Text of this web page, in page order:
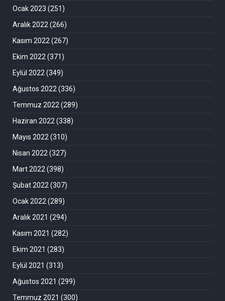
Ocak 2023 (251)
Aralık 2022 (266)
Kasım 2022 (267)
Ekim 2022 (371)
Eylül 2022 (349)
Ağustos 2022 (336)
Temmuz 2022 (289)
Haziran 2022 (338)
Mayıs 2022 (310)
Nisan 2022 (327)
Mart 2022 (398)
Şubat 2022 (307)
Ocak 2022 (289)
Aralık 2021 (294)
Kasım 2021 (282)
Ekim 2021 (283)
Eylül 2021 (313)
Ağustos 2021 (299)
Temmuz 2021 (300)